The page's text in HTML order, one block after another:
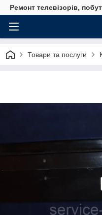
Ремонт телевізорів,
Товари та послуги